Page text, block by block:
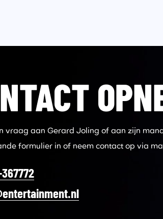
vraag aan Gerard Joling of aan zijn
formulier in of neem contact op via